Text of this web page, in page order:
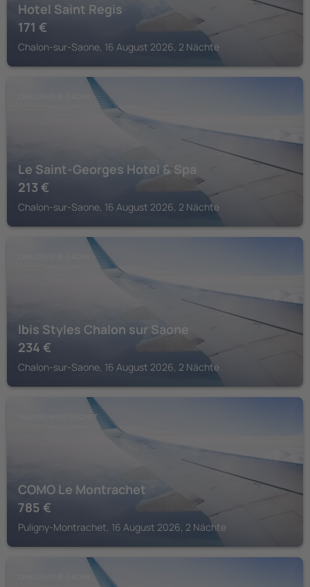
Hotel Saint Regis
171 €
Chalon-sur-Saone, 16 August 2026, 2 Nächte
Le Saint-Georges Hotel & Spa
213 €
Chalon-sur-Saone, 16 August 2026, 2 Nächte
Ibis Styles Chalon sur Saone
234 €
Chalon-sur-Saone, 16 August 2026, 2 Nächte
PULIGNY-MONTRACHET
COMO Le Montrachet
785 €
Puligny-Montrachet, 16 August 2026, 2 Nächte